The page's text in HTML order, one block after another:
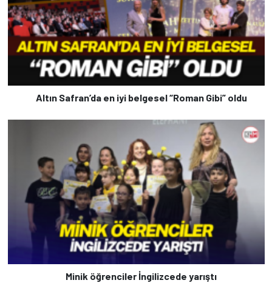
Altın Safran’da en iyi belgesel “Roman Gibi” oldu
Minik öğrenciler İngilizcede yarıştı